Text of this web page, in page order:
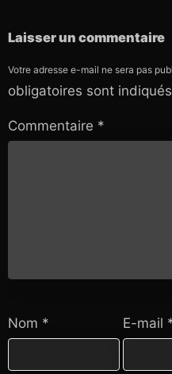
Laisser un commentaire
Votre adresse e-mail ne sera pas
obligatoires sont
Commentaire *
Nom * E-mail